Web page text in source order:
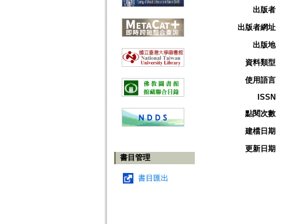
書目管理
書目匯出
出版者
出版者網址
出版地
資料類型
使用語言
ISSN
點閱次數
建檔日期
更新日期